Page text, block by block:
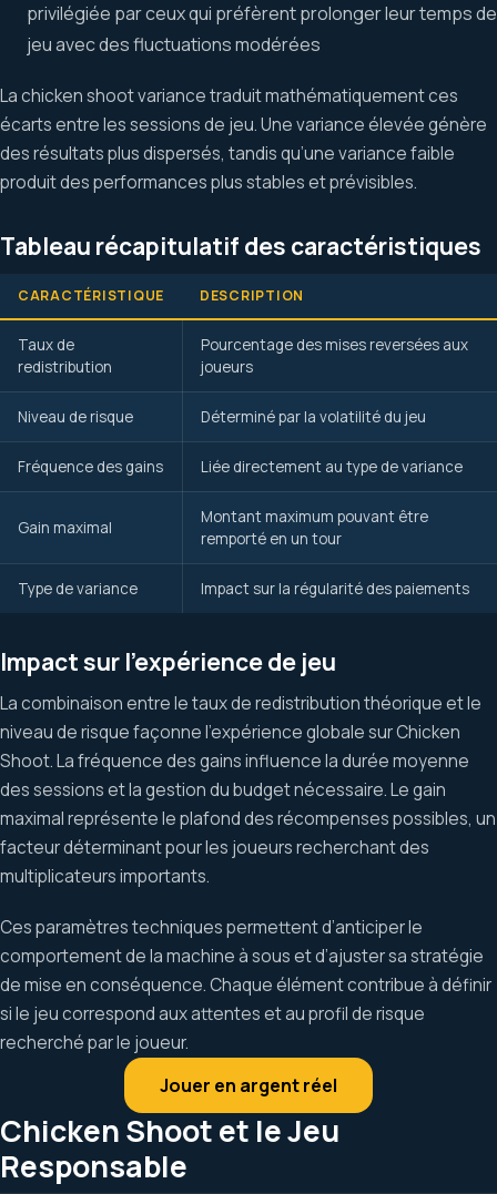
privilégiée par ceux qui préfèrent prolonger leur temps de
jeu avec des fluctuations modérées
La chicken shoot variance traduit mathématiquement ces
écarts entre les sessions de jeu. Une variance élevée génère
des résultats plus dispersés, tandis qu’une variance faible
produit des performances plus stables et prévisibles.
Tableau récapitulatif des caractéristiques
CARACTÉRISTIQUE DESCRIPTION
Taux de
redistribution
Pourcentage des mises reversées aux
joueurs
Niveau de risque Déterminé par la volatilité du jeu
Fréquence des gains Liée directement au type de variance
Gain maximal
Montant maximum pouvant être
remporté en un tour
Type de variance Impact sur la régularité des paiements
Impact sur l’expérience de jeu
La combinaison entre le taux de redistribution théorique et le
niveau de risque façonne l’expérience globale sur Chicken
Shoot. La fréquence des gains influence la durée moyenne
des sessions et la gestion du budget nécessaire. Le gain
maximal représente le plafond des récompenses possibles, un
facteur déterminant pour les joueurs recherchant des
multiplicateurs importants.
Ces paramètres techniques permettent d’anticiper le
comportement de la machine à sous et d’ajuster sa stratégie
de mise en conséquence. Chaque élément contribue à définir
si le jeu correspond aux attentes et au profil de risque
recherché par le joueur.
Jouer en argent réel
Chicken Shoot et le Jeu
Responsable